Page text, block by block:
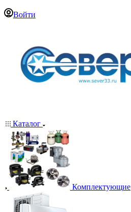
Войти
Каталог
Комплектующие